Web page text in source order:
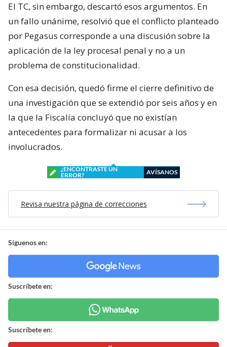
El TC, sin embargo, descartó esos argumentos. En
un fallo unánime, resolvió que el conflicto planteado
por Pegasus corresponde a una discusión sobre la
aplicación de la ley procesal penal y no a un
problema de constitucionalidad.
Con esa decisión, quedó firme el cierre definitivo de
una investigación que se extendió por seis años y en
la que la Fiscalía concluyó que no existían
antecedentes para formalizar ni acusar a los
involucrados.
¿ENCONTRASTE UN
ERROR?
AVÍSANOS
Revisa nuestra página de correcciones
Síguenos en:
Suscríbete en:
Suscríbete en: